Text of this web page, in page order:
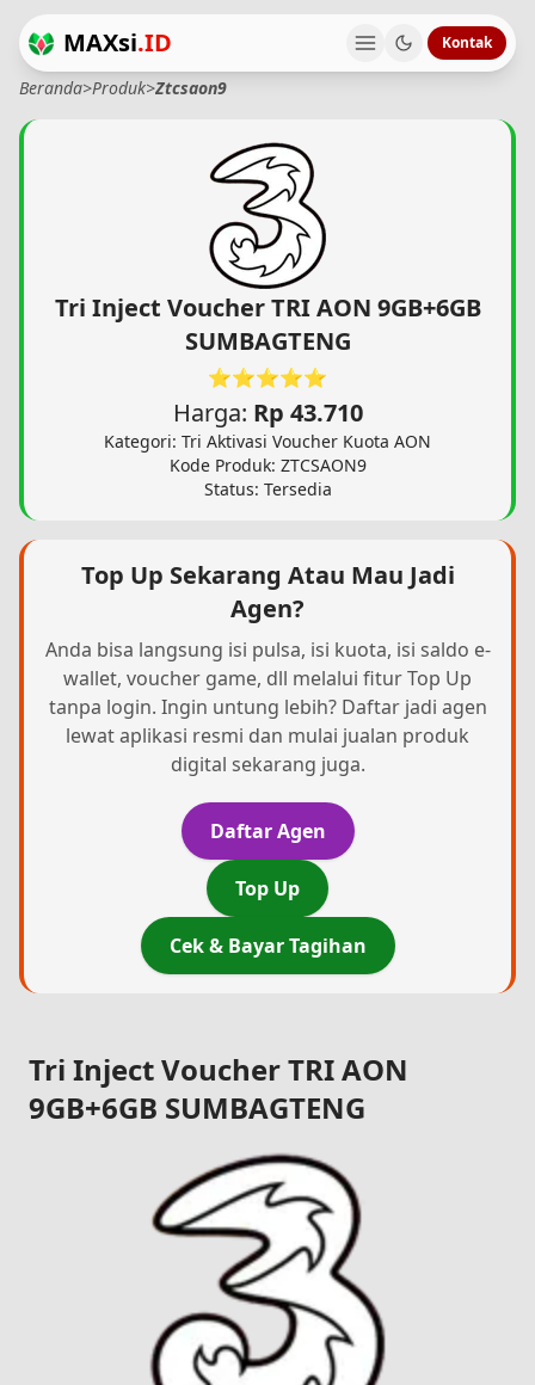
MAXsi.ID Kontak
Beranda>Produk>Ztcsaon9
Tri Inject Voucher TRI AON 9GB+6GB
SUMBAGTENG
⭐⭐⭐⭐⭐
Harga: Rp 43.710
Kategori: Tri Aktivasi Voucher Kuota AON
Kode Produk: ZTCSAON9
Status: Tersedia
Top Up Sekarang Atau Mau Jadi
Agen?
Anda bisa langsung isi pulsa, isi kuota, isi saldo e-
wallet, voucher game, dll melalui fitur Top Up
tanpa login. Ingin untung lebih? Daftar jadi agen
lewat aplikasi resmi dan mulai jualan produk
digital sekarang juga.
Daftar Agen
Top Up
Cek & Bayar Tagihan
Tri Inject Voucher TRI AON
9GB+6GB SUMBAGTENG